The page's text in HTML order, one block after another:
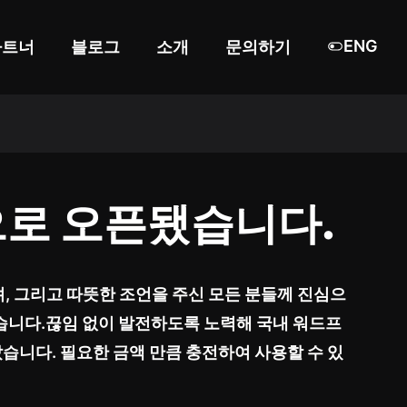
너 블로그 소개 문의하기 ENG
오픈됐습니다.
그리고 따뜻한 조언을 주신 모든 분들께 진심으
다.끊임 없이 발전하도록 노력해 국내 워드프
니다. 필요한 금액 만큼 충전하여 사용할 수 있